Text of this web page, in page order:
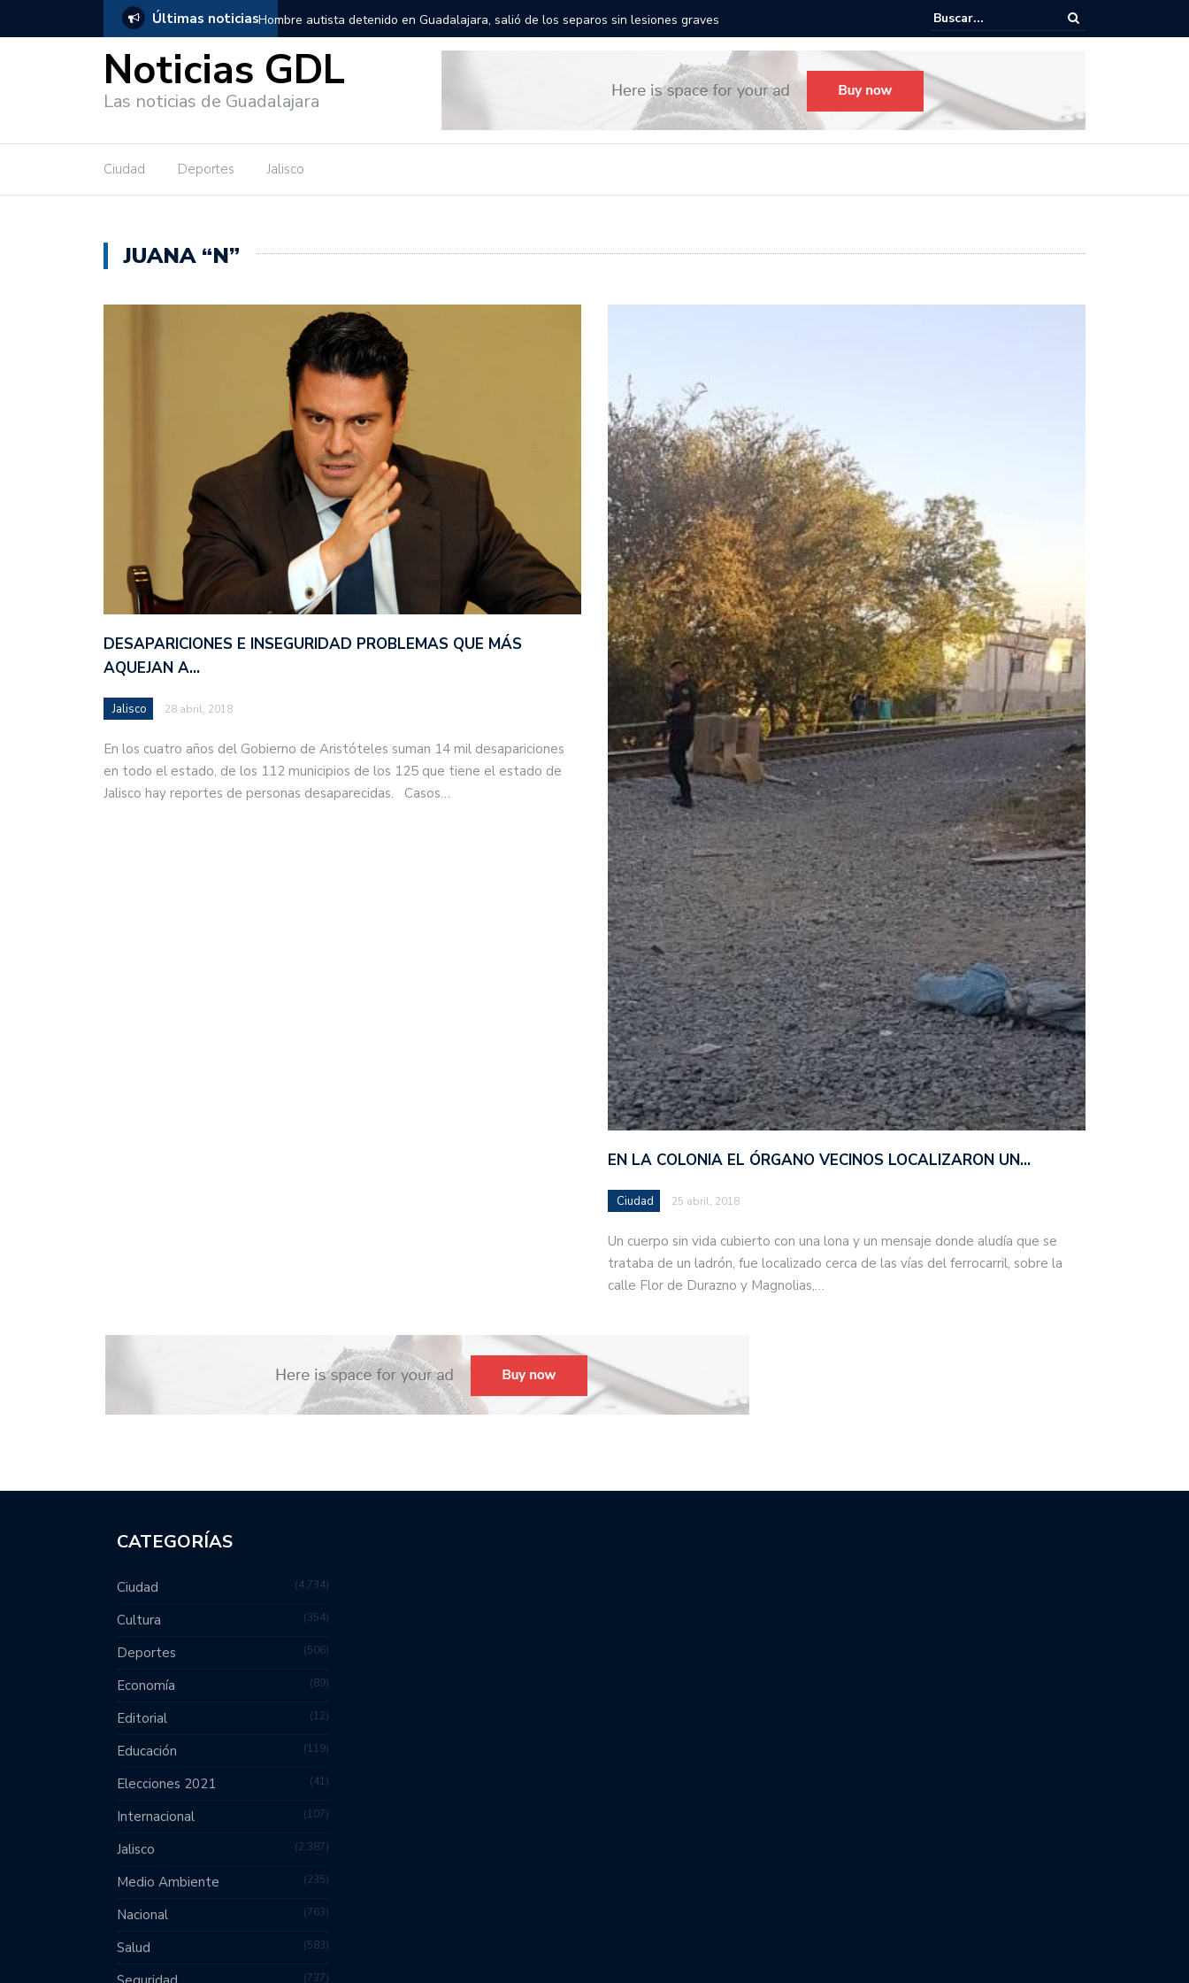
Últimas noticias
en Guadalajara, salió de los separos sin lesiones graves Títeres gigantes recorrerán las calles de Guadalajara: aparta la fecha Todo listo para el Festival Desfile Día de Muertos 2025 en
Noticias GDL
Las noticias de Guadalajara
Ciudad Deportes Jalisco
JUANA “N”
DESAPARICIONES E INSEGURIDAD PROBLEMAS QUE MÁS
AQUEJAN A…
Jalisco 28 abril, 2018
En los cuatro años del Gobierno de Aristóteles suman 14 mil desapariciones
en todo el estado, de los 112 municipios de los 125 que tiene el estado de
Jalisco hay reportes de personas desaparecidas. Casos…
EN LA COLONIA EL ÓRGANO VECINOS LOCALIZARON UN…
Ciudad 25 abril, 2018
Un cuerpo sin vida cubierto con una lona y un mensaje donde aludía que se
trataba de un ladrón, fue localizado cerca de las vías del ferrocarril, sobre la
calle Flor de Durazno y Magnolias,…
CATEGORÍAS
Ciudad 4,734
Cultura 354
Deportes 506
Economía 89
Editorial 12
Educación 119
Elecciones 2021 41
Internacional 107
Jalisco 2,387
Medio Ambiente 235
Nacional 763
Salud 583
737